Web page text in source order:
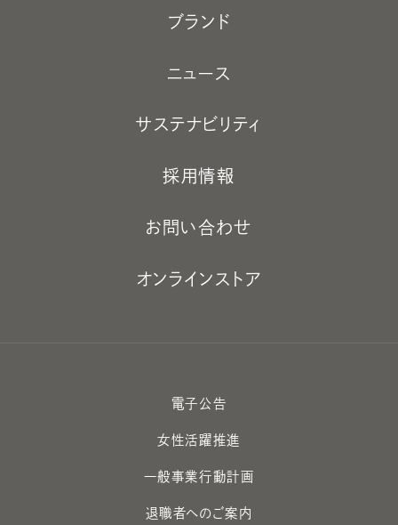
ブランド
ニュース
サステナビリティ
採用情報
お問い合わせ
オンラインストア
電子公告
女性活躍推進
一般事業行動計画
退職者へのご案内